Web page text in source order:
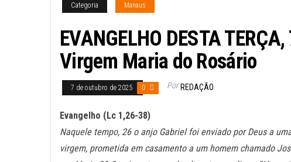
Categoria Manaus
EVANGELHO DESTA
Virgem Maria do Rosário
7 de outubro de 2025 0 Por REDAÇÃO
Evangelho (Lc 1,26-38)
Naquele tempo, 26 o anjo Gabriel foi enviado por Deus a
virgem, prometida em casamento a um homem chamado